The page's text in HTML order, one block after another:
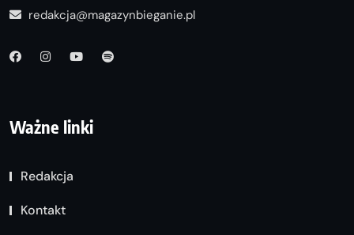
redakcja@magazynbieganie.pl
Ważne linki
Redakcja
Kontakt